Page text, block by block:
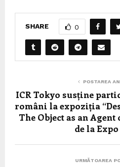
SHARE 0
POSTAREA
ICR Tokyo susține
români la expoziția
The Object as an
de la
URMĂTOAREA